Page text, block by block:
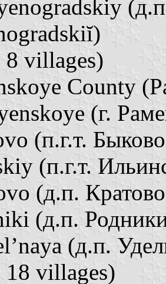
8 villages)
County
(г.
(п.г.т.
(п.г.т.
(д.п.
(д.п.
(д.п.
18 villages)